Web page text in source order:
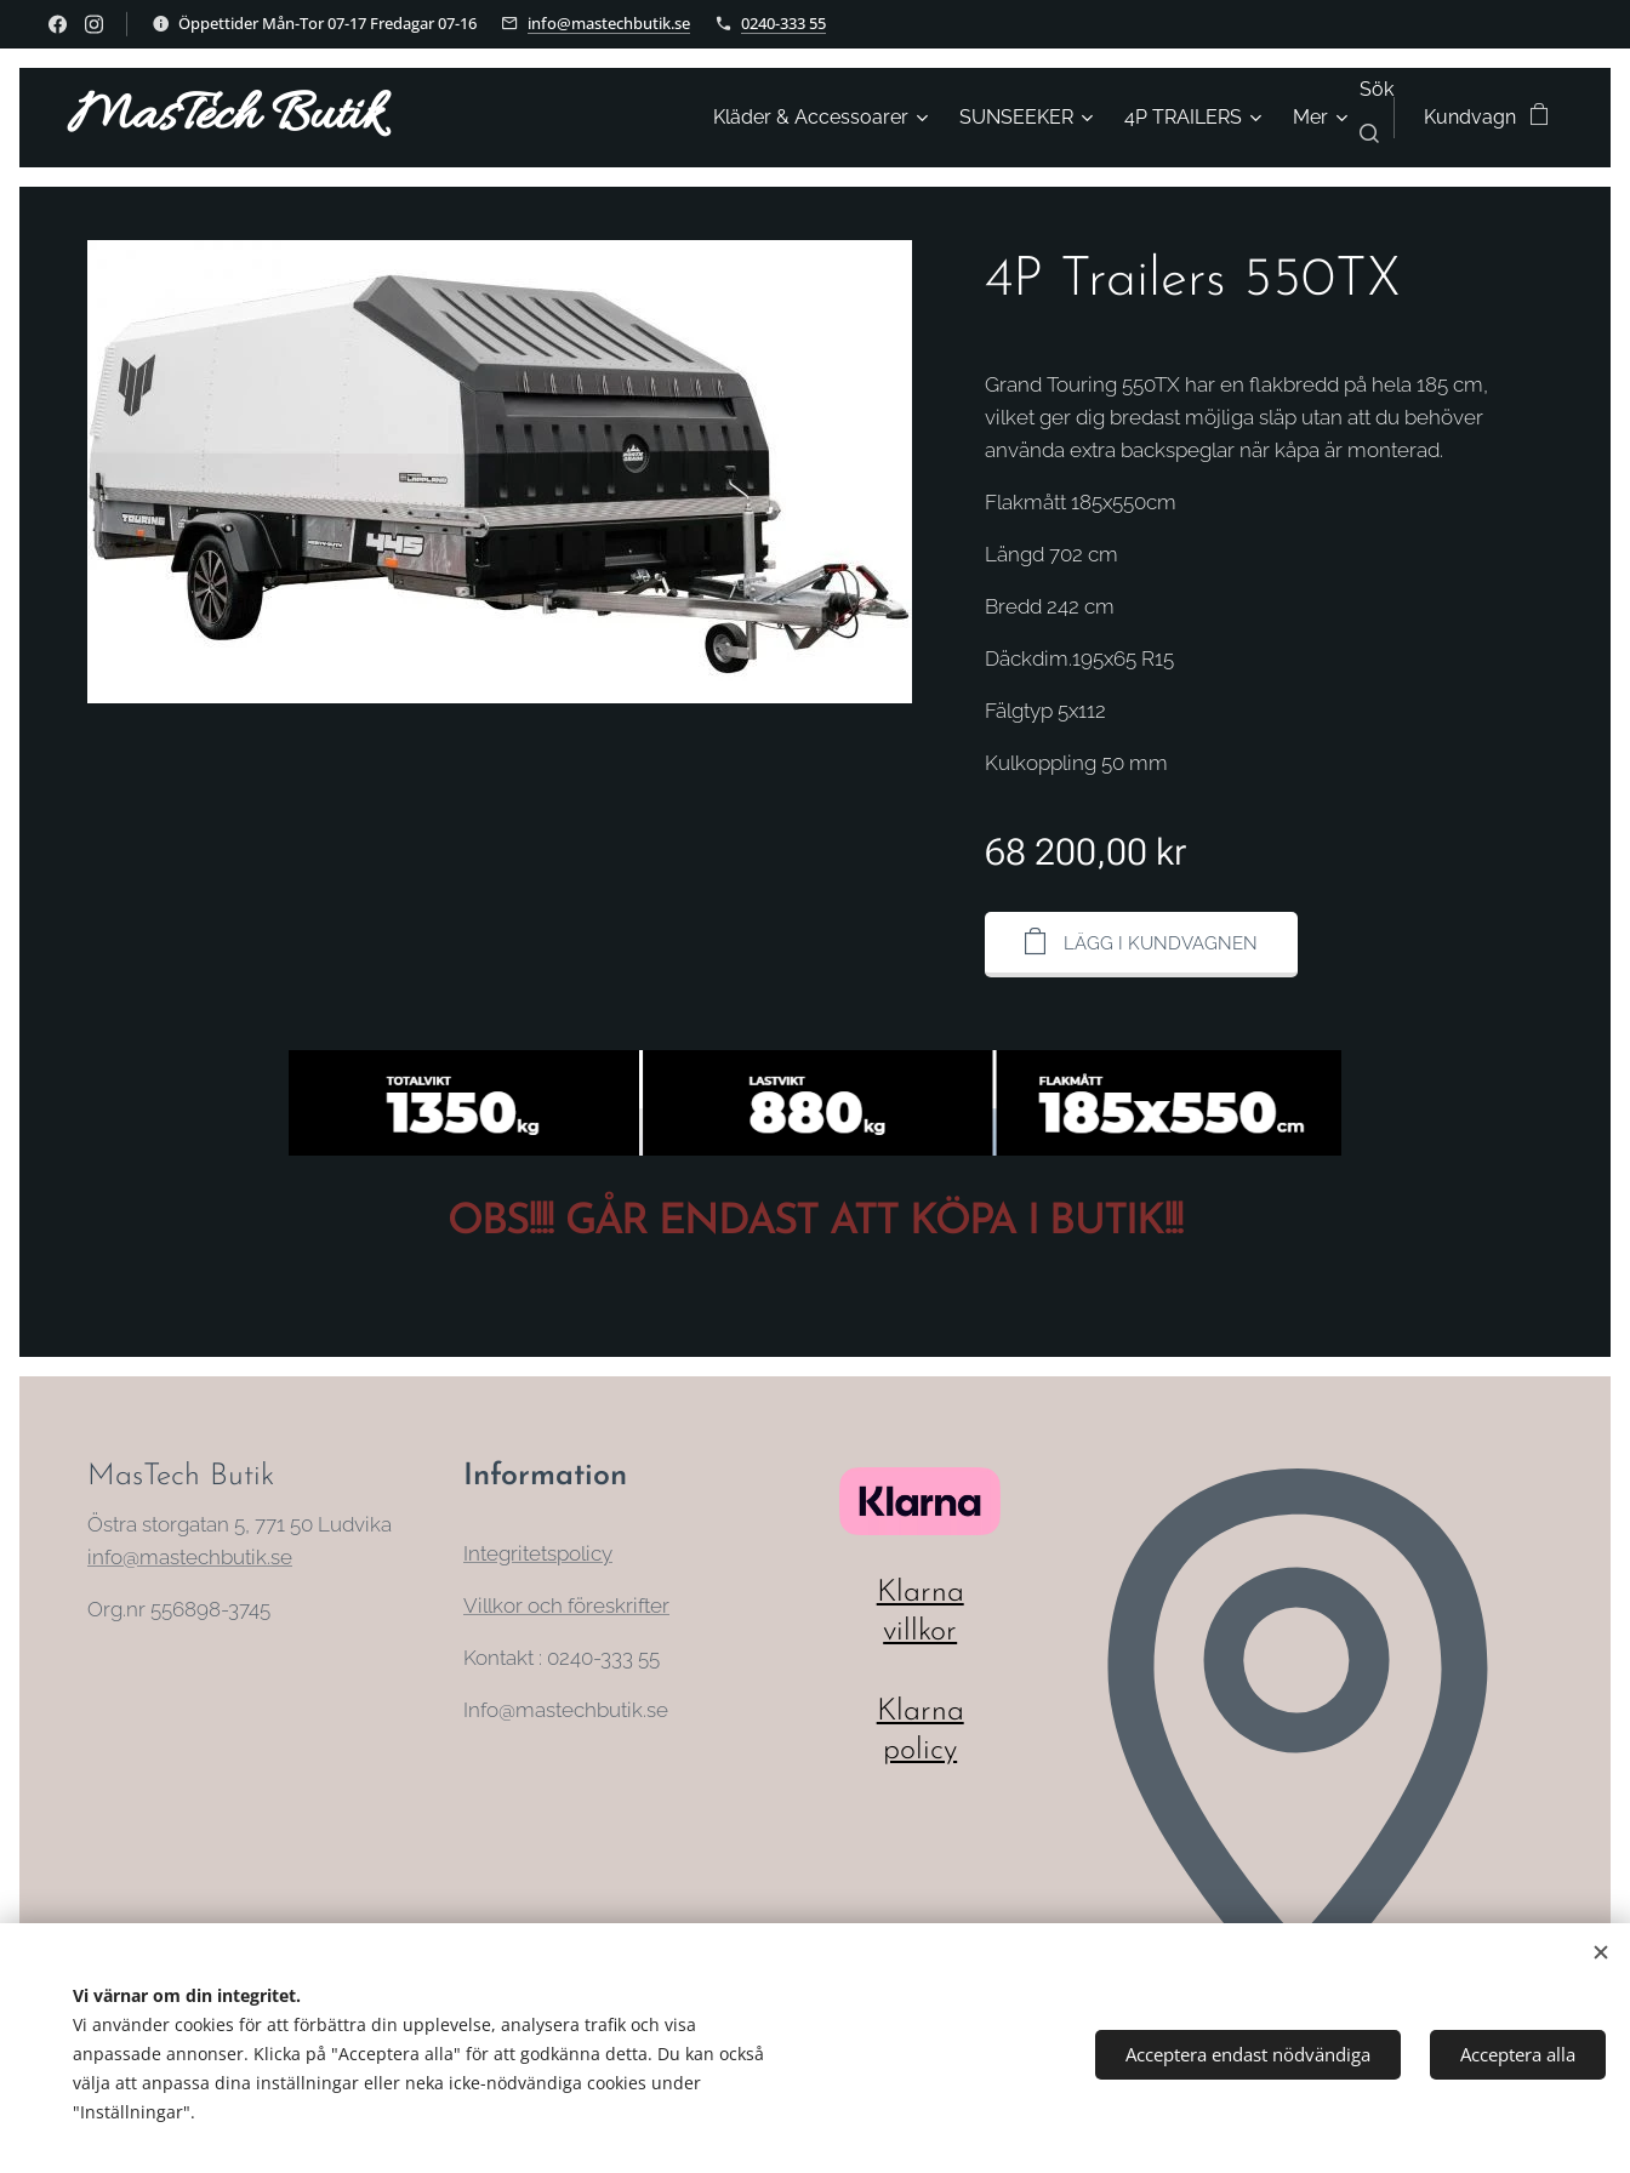
Öppettider Mån-Tor 07-17 Fredagar 07-16 info@mastechbutik.se 0240-333 55
MasTech Butik Kläder & Accessoarer SUNSEEKER 4P TRAILERS Mer
Sök
Kundvagn
4P Trailers 550TX
Grand Touring 550TX har en flakbredd på hela 185 cm,
vilket ger dig bredast möjliga släp utan att du behöver
använda extra backspeglar när kåpa är monterad.
Flakmått 185x550cm
Längd 702 cm
Bredd 242 cm
Däckdim.195x65 R15
Fälgtyp 5x112
Kulkoppling 50 mm
68 200,00 kr
LÄGG I KUNDVAGNEN
OBS!!!! GÅR ENDAST ATT KÖPA I BUTIK!!!
MasTech Butik
Östra storgatan 5, 771 50 Ludvika
info@mastechbutik.se
Org.nr 556898-3745
Information
Integritetspolicy
Villkor och föreskrifter
Kontakt : 0240-333 55
Info@mastechbutik.se
Klarna
villkor
Klarna
policy
Vi värnar om din integritet.
Vi använder cookies för att förbättra din upplevelse, analysera trafik och visa
anpassade annonser. Klicka på "Acceptera alla" för att godkänna detta. Du kan också
välja att anpassa dina inställningar eller neka icke-nödvändiga cookies under
"Inställningar".
Acceptera endast nödvändiga Acceptera alla